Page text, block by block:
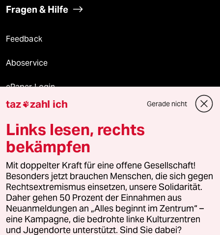
Fragen & Hilfe
Feedback
Aboservice
ePaper Login
Downloads für Abonnierende
© 2026 taz Verlags und Vertriebs GmbH
Alle Rechte vorbehalten. Bei rechtlichen Fragen oder für Genehmigungen
wenden Sie sich bitte an lizenzen@taz.de
Feedback Redaktionsstatut Kommune-Richtlinien
Leitlinie Informant Datenschutz Impressum AGB
taz zahl ich Gerade nicht
Links lesen, rechts
bekämpfen
Mit doppelter Kraft für eine offene Gesellschaft!
Besonders jetzt brauchen Menschen, die sich gegen
Rechtsextremismus einsetzen, unsere Solidarität.
Daher gehen 50 Prozent der Einnahmen aus
Neuanmeldungen an „Alles beginnt im Zentrum“ –
eine Kampagne, die bedrohte linke Kulturzentren
und Jugendorte unterstützt. Sind Sie dabei?